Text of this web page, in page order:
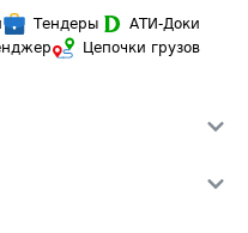
Тендеры
АТИ-Доки
Цепочки грузов